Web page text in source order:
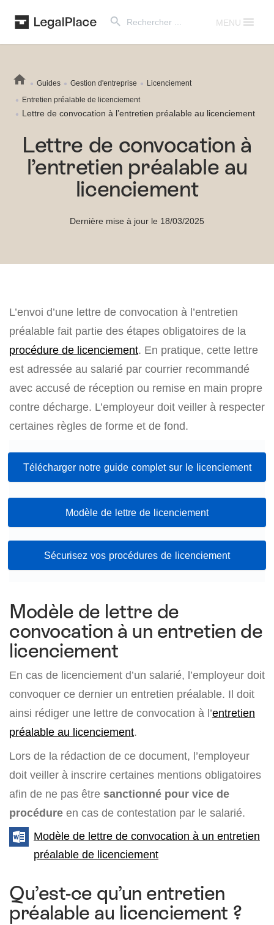
for:
MENU
Guides Gestion d'entreprise
Licenciement
Entretien préalable de licenciement
Lettre de convocation à l’entretien préalable au licenciement
Lettre de convocation à
l’entretien préalable au
licenciement
Dernière mise à jour le 18/03/2025
L’envoi d’une lettre de convocation à l’entretien
préalable fait partie des étapes obligatoires de la
procédure de licenciement. En pratique, cette lettre
est adressée au salarié par courrier recommandé
avec accusé de réception ou remise en main propre
contre décharge. L’employeur doit veiller à respecter
certaines règles de forme et de fond.
Télécharger notre guide complet sur le licenciement
Modèle de lettre de licenciement
Sécurisez vos procédures de licenciement
Modèle de lettre de
convocation à un entretien de
licenciement
En cas de licenciement d’un salarié, l’employeur doit
convoquer ce dernier un entretien préalable. Il doit
ainsi rédiger une lettre de convocation à l’entretien
préalable au licenciement.
Lors de la rédaction de ce document, l’employeur
doit veiller à inscrire certaines mentions obligatoires
afin de ne pas être sanctionné pour vice de
procédure en cas de contestation par le salarié.
Modèle de lettre de convocation à un entretien
préalable de licenciement
Qu’est-ce qu’un entretien
préalable au licenciement ?